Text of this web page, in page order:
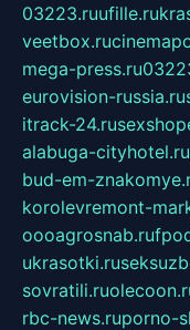
03223.ruufille.ru
veetbox.ru
mega-press.ru
eurovision-russia.ru
itrack-24.ru
alabuga-cityhotel.ru
bud-em-
korolevremont-
oooagrosnab.ru
ukrasotki.ru
sovratili.ru
rbc-news.ruporno-